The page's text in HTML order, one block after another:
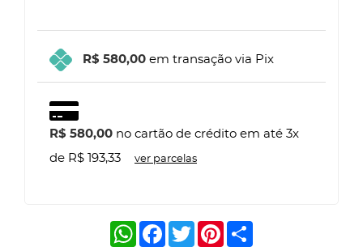
R$ 580,00 em transação via Pix
R$ 580,00 no cartão de crédito em até 3x
de R$ 193,33
ver parcelas
WhatsAppFacebook
TwitterPinterest